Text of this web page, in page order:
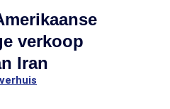
verkoop
Iran